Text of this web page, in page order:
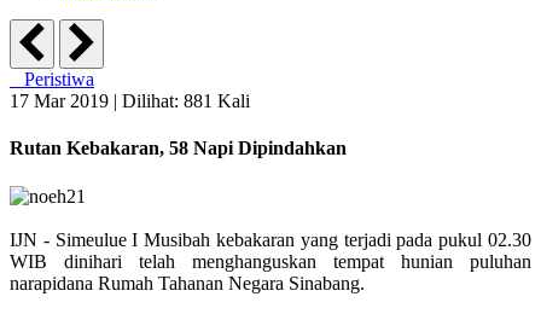
Peristiwa
17 Mar 2019 | Dilihat: 881 Kali
Rutan Kebakaran, 58 Napi Dipindahkan
IJN - Simeulue I Musibah kebakaran yang terjadi pada pukul 02.30
WIB dinihari telah menghanguskan tempat hunian puluhan
narapidana Rumah Tahanan Negara Sinabang.